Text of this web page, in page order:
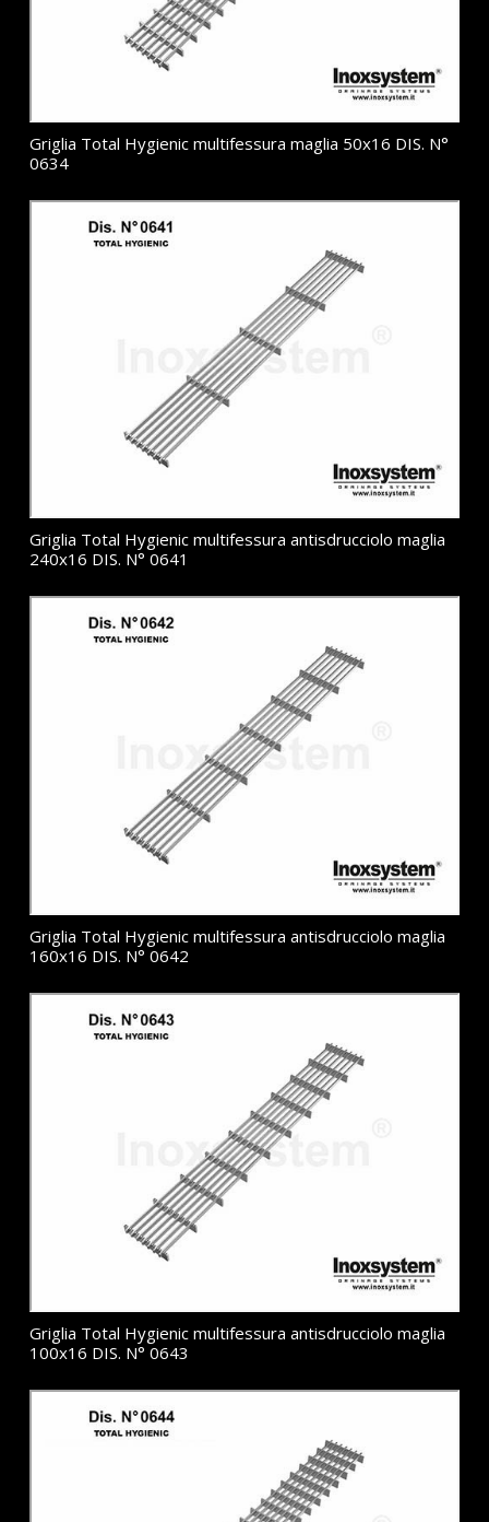
Griglia Total Hygienic multifessura maglia 50x16 DIS. N°
0634
Griglia Total Hygienic multifessura antisdrucciolo maglia
240x16 DIS. N° 0641
Griglia Total Hygienic multifessura antisdrucciolo maglia
160x16 DIS. N° 0642
Griglia Total Hygienic multifessura antisdrucciolo maglia
100x16 DIS. N° 0643